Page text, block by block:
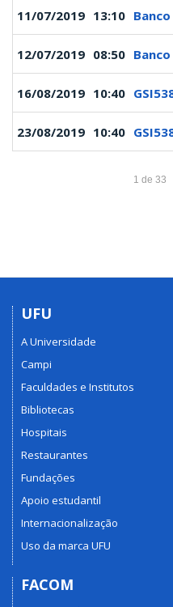
11/07/2019 13:10
12/07/2019 08:50
16/08/2019 10:40
23/08/2019 10:40
1 de 33
UFU
A Universidade
Campi
Faculdades e Institutos
Bibliotecas
Hospitais
Restaurantes
Fundações
Apoio estudantil
Internacionalização
Uso da marca UFU
FACOM